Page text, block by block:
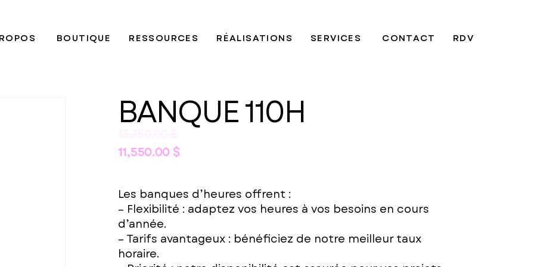
BOUTIQUE RESSOURCES RÉALISATIONS SERVICES CONTACT RDV
BANQUE 110H
11,550.00 $
Les banques d’heures offrent :
– Flexibilité : adaptez vos heures à vos besoins en cours
d’année.
– Tarifs avantageux : bénéficiez de notre meilleur taux
horaire.